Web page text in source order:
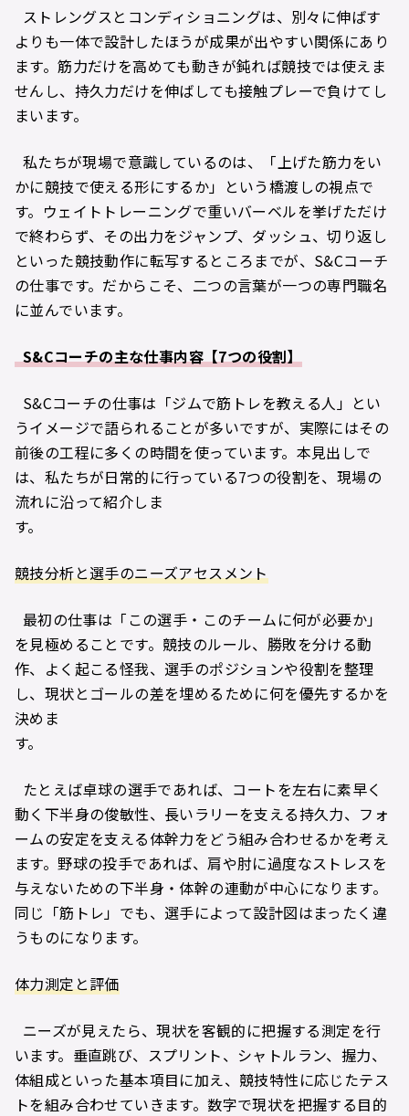
ストレングスとコンディショニングは、別々に伸ばす
よりも一体で設計したほうが成果が出やすい関係にあり
ます。筋力だけを高めても動きが鈍れば競技では使えま
せんし、持久力だけを伸ばしても接触プレーで負けてし
まいます。
私たちが現場で意識しているのは、「上げた筋力をい
かに競技で使える形にするか」という橋渡しの視点で
す。ウェイトトレーニングで重いバーベルを挙げただけ
で終わらず、その出力をジャンプ、ダッシュ、切り返し
といった競技動作に転写するところまでが、S&Cコーチ
の仕事です。だからこそ、二つの言葉が一つの専門職名
に並んでいます。
S&Cコーチの主な仕事内容【7つの役割】
S&Cコーチの仕事は「ジムで筋トレを教える人」とい
うイメージで語られることが多いですが、実際にはその
前後の工程に多くの時間を使っています。本見出しで
は、私たちが日常的に行っている7つの役割を、現場の
流れに沿って紹介しま
す。
競技分析と選手のニーズアセスメント
最初の仕事は「この選手・このチームに何が必要か」
を見極めることです。競技のルール、勝敗を分ける動
作、よく起こる怪我、選手のポジションや役割を整理
し、現状とゴールの差を埋めるために何を優先するかを
決めま
す。
たとえば卓球の選手であれば、コートを左右に素早く
動く下半身の俊敏性、長いラリーを支える持久力、フォ
ームの安定を支える体幹力をどう組み合わせるかを考え
ます。野球の投手であれば、肩や肘に過度なストレスを
与えないための下半身・体幹の連動が中心になります。
同じ「筋トレ」でも、選手によって設計図はまったく違
うものになります。
体力測定と評価
ニーズが見えたら、現状を客観的に把握する測定を行
います。垂直跳び、スプリント、シャトルラン、握力、
体組成といった基本項目に加え、競技特性に応じたテス
トを組み合わせていきます。数字で現状を把握する目的